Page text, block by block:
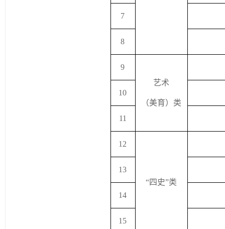
7
8
9
艺术
（美育）类
10
11
1 2
“四史”类
13
14
15